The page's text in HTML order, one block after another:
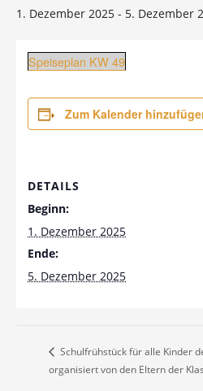
1. Dezember 2025 - 5. Dezember
Speiseplan KW 49
Zum Kalender
DETAILS
Beginn:
1. Dezember 2025
Ende:
5. Dezember 2025
Schulfrühstück für alle Kinder
organisiert von den Eltern der